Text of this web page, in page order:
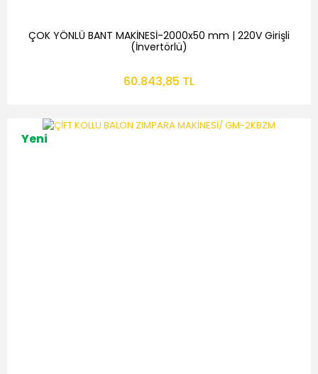
ÇOK YÖNLÜ BANT MAKİNESİ-2000x50 mm | 220V Girişli
(İnvertörlü)
60.843,85 TL
Yeni